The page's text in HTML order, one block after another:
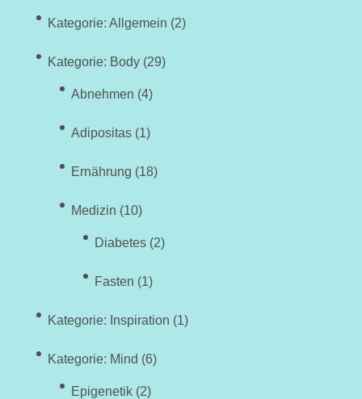
Kategorie: Allgemein (2)
Kategorie: Body(29)
Abnehmen (4)
Adipositas(1)
Ernährung (18)
Medizin (10)
Diabetes(2)
Fasten (1)
Kategorie: Inspiration (1)
Kategorie: Mind (6)
Epigenetik(2)